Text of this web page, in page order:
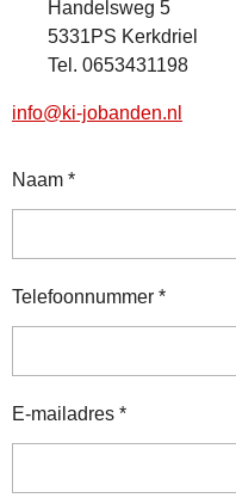
Handelsweg 5
5331PS Kerkdriel
Tel. 0653431198
info@ki-jobanden.nl
Naam *
Telefoonnummer *
E-mailadres *